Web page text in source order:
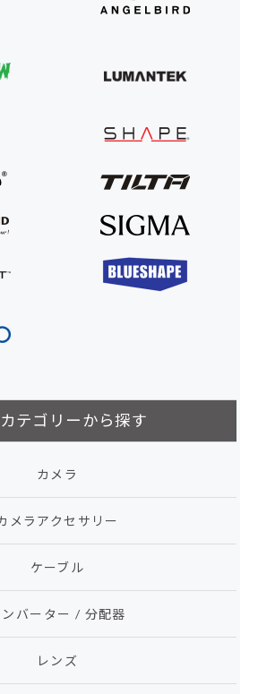
テゴリーから探す
カメラ
メラアクセサリー
ケーブル
ンバーター / 分配器
レンズ